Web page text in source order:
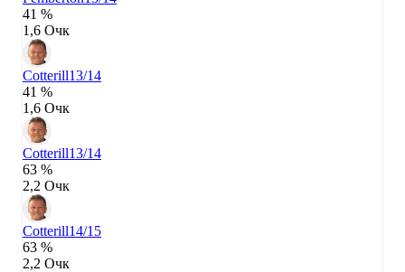
41 %
1,6 Очк
Cotterill13/14
41 %
1,6 Очк
Cotterill13/14
63 %
2,2 Очк
Cotterill14/15
63 %
2,2 Очк